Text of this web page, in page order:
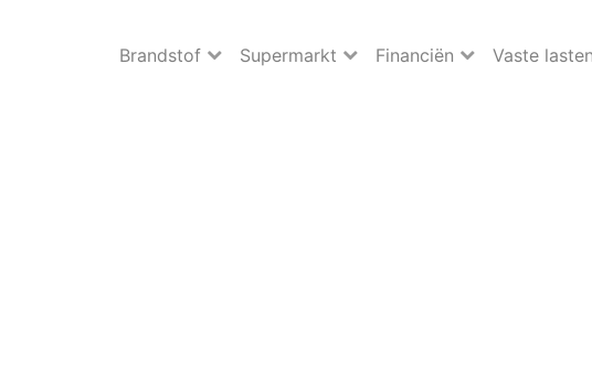
Brandstof Supermarkt Financiën Vaste